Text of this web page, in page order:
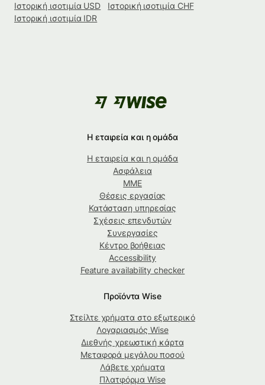
Ιστορική ισοτιμία USD
Ιστορική ισοτιμία CHF
Ιστορική ισοτιμία IDR
Η εταιρεία και η ομάδα
Η εταιρεία και η ομάδα
Ασφάλεια
ΜΜΕ
Θέσεις εργασίας
Κατάσταση υπηρεσίας
Σχέσεις επενδυτών
Συνεργασίες
Κέντρο βοήθειας
Accessibility
Feature availability checker
Προϊόντα Wise
Στείλτε χρήματα στο εξωτερικό
Λογαριασμός Wise
Διεθνής χρεωστική κάρτα
Μεταφορά μεγάλου ποσού
Λάβετε χρήματα
Πλατφόρμα Wise